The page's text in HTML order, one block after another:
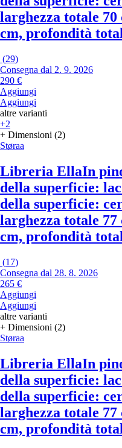
larghezza totale 70
cm, profondità
(29)
Consegna dal 2. 9. 2026
290 €
Aggiungi
Aggiungi
altre varianti
+2
+ Dimensioni (2)
Støraa
Libreria EllaIn
della superficie:
della superficie:
larghezza totale 77
cm, profondità
(17)
Consegna dal 28. 8. 2026
265 €
Aggiungi
Aggiungi
altre varianti
+ Dimensioni (2)
Støraa
Libreria EllaIn
della superficie:
della superficie:
larghezza totale 77
cm, profondità